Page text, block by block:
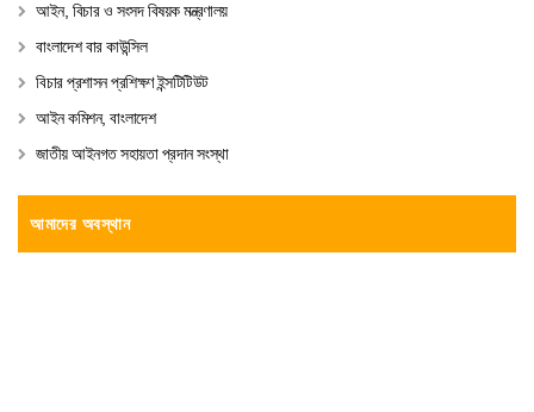
আইন, বিচার ও সংসদ বিষয়ক মন্ত্রণালয়
বাংলাদেশ বার কাউন্সিল
বিচার প্রশাসন প্রশিক্ষণ ইন্সটিটিউট
আইন কমিশন, বাংলাদেশ
জাতীয় আইনগত সহায়তা প্রদান সংস্থা
আমাদের অবস্থান